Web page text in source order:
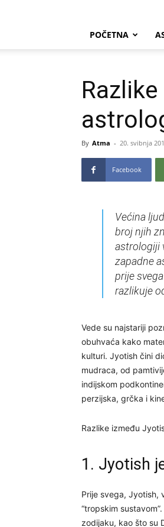
POČETNA
By Atma - 20. svibnja
Facebook
Većina
broj njih
astrologiji
zapadne
prije
razlikuje
Vede su najstariji
obuhvaća kako
kulturi. Jyotish čini
mudraca, od
indijskom
perzijska, grčka i
Razlike između
1. Jyotish
Prije svega, Jyotish,
“tropskim
zodijaku, kao što su